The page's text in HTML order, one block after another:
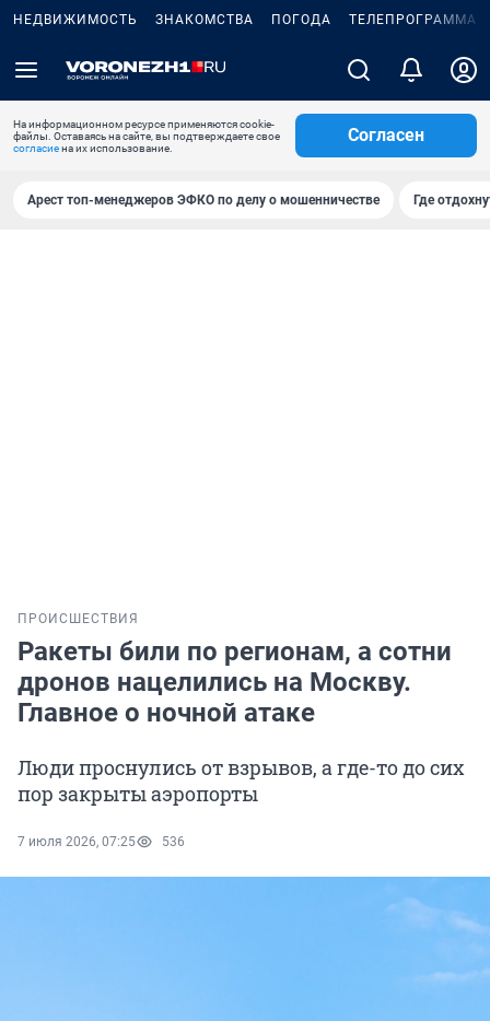
НЕДВИЖИМОСТЬ ЗНАКОМСТВА ПОГОДА ТЕЛЕПРОГРАММА
На информационном ресурсе применяются cookie-
файлы. Оставаясь на сайте, вы подтверждаете свое
согласиена их использование.
Согласен
Арест топ-менеджеров ЭФКО по делу о мошенничестве Где
ПРОИСШЕСТВИЯ
Ракеты били по регионам, а сотни
дронов нацелились на Москву.
Главное о ночной атаке
Люди проснулись от взрывов, а где-то до сих
пор закрыты аэропорты
7 июля 2026, 07:25 536